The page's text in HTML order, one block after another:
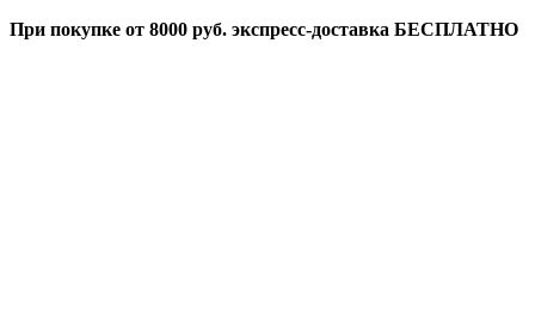
При покупке от 8000 руб. экспресс-доставка БЕСПЛАТНО